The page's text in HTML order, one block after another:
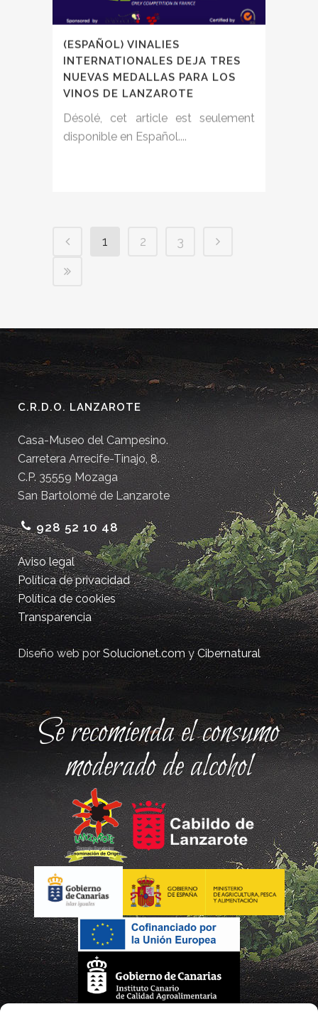
(ESPAÑOL) VINALIES
INTERNATIONALES DEJA TRES
NUEVAS MEDALLAS PARA LOS
VINOS DE LANZAROTE
Désolé, cet article est seulement
disponible en Español....
1 2 3
C.R.D.O. LANZAROTE
Casa-Museo del Campesino.
Carretera Arrecife-Tinajo, 8.
C.P. 35559 Mozaga
San Bartolomé de Lanzarote
928 52 10 48
Aviso legal
Política de privacidad
Política de cookies
Transparencia
Diseño web porSolucionet.comyCibernatural
Se recomienda el consumo
moderado de alcohol